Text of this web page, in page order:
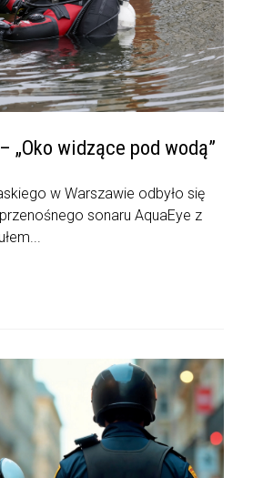
„Oko widzące pod wodą”
w Warszawie odbyło się
sonaru AquaEye z